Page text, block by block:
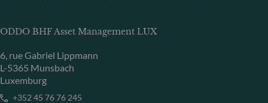
ODDO BHF Asset Management LUX
6, rue Gabriel Lippmann
L-5365 Munsbach
Luxemburg
+352 45 76 76 245